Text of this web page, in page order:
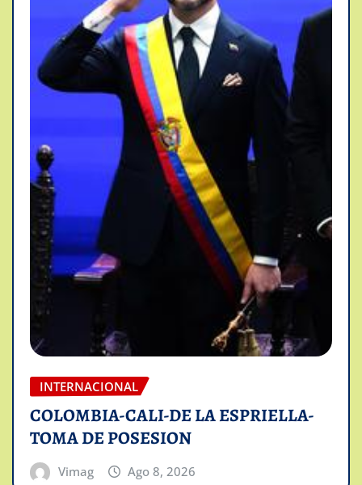
INTERNACIONAL
COLOMBIA-CALI-DE LA ESPRIELLA-
TOMA DE POSESION
Vimag Ago 8, 2026